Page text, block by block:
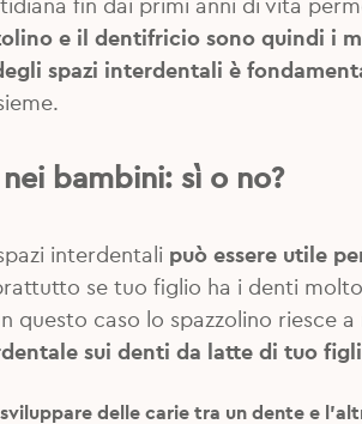
fin dai primi anni di vita
e il dentifricio sono quindi i
spazi interdentali è
bambini: sì o no?
interdentali può essere utile
se tuo figlio ha i denti
questo caso lo spazzolino riesce
sui denti da latte di tuo
delle carie tra un dente e